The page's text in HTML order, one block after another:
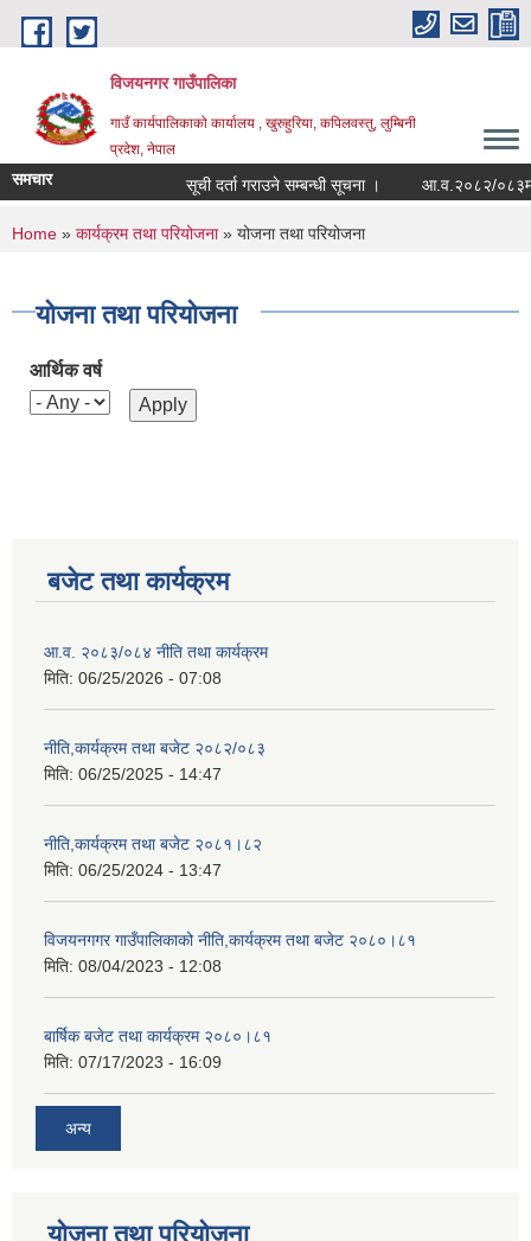
Skip to main content
विजयनगर गाउँपालिका
गाउँ कार्यपालिकाको कार्यालय , खुरुहुरिया, कपिलवस्तु, लुम्बिनी
प्रदेश, नेपाल
समचार सूची दर्ता गराउने सम्बन्धी सूचना । आ.व.२०८२/०८३मा
You are here
Home » कार्यक्रम तथा परियोजना» योजना तथा परियोजना
योजना तथा परियोजना
आर्थिक वर्ष
बजेट तथा कार्यक्रम
आ.व. २०८३/०८४ नीति तथा कार्यक्रम
मिति: 06/25/2026 - 07:08
नीति,कार्यक्रम तथा बजेट २०८२/०८३
मिति: 06/25/2025 - 14:47
नीति,कार्यक्रम तथा बजेट २०८१।८२
मिति: 06/25/2024 - 13:47
विजयनगगर गाउँपालिकाको नीति,कार्यक्रम तथा बजेट २०८०।८१
मिति: 08/04/2023 - 12:08
बार्षिक बजेट तथा कार्यक्रम २०८०।८१
मिति: 07/17/2023 - 16:09
अन्य
योजना तथा परियोजना